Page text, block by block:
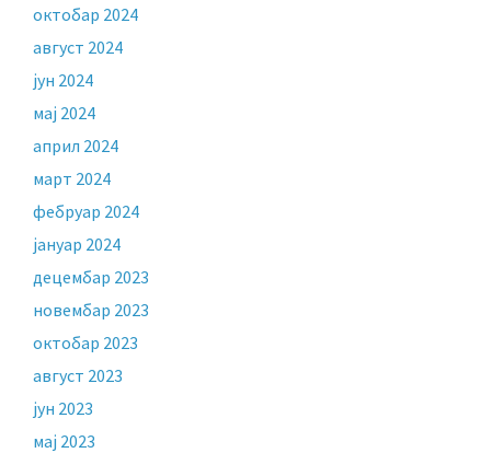
октобар 2024
август 2024
јун 2024
мај 2024
април 2024
март 2024
фебруар 2024
јануар 2024
децембар 2023
новембар 2023
октобар 2023
август 2023
јун 2023
мај 2023